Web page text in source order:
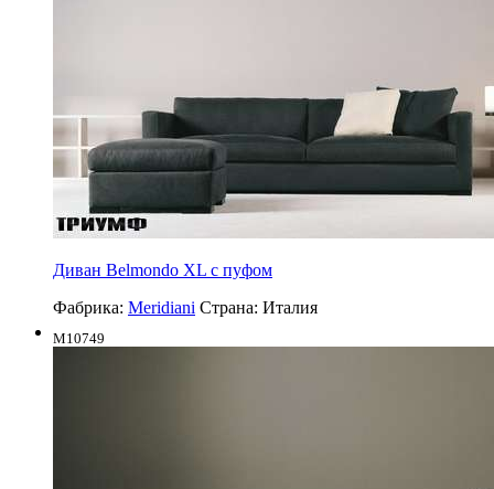
Диван Belmondo XL с пуфом
Фабрика: Meridiani Страна: Италия
M10749